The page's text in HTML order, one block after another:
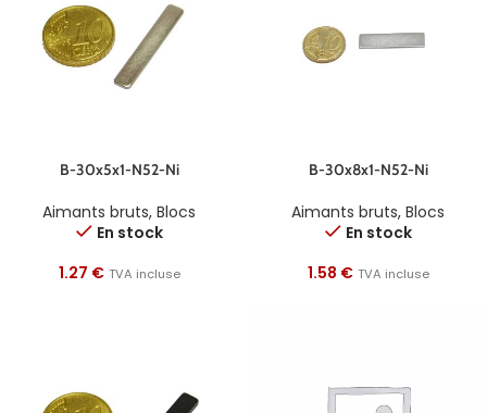
B-30x5x1-N52-Ni
Aimants bruts, Blocs
En stock
1.27 € TVA incluse
B-30x8x1-N52-Ni
Aimants bruts, Blocs
En stock
1.58 € TVA incluse